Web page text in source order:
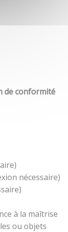
de conformité
nécessaire)
à la maîtrise
ou objets